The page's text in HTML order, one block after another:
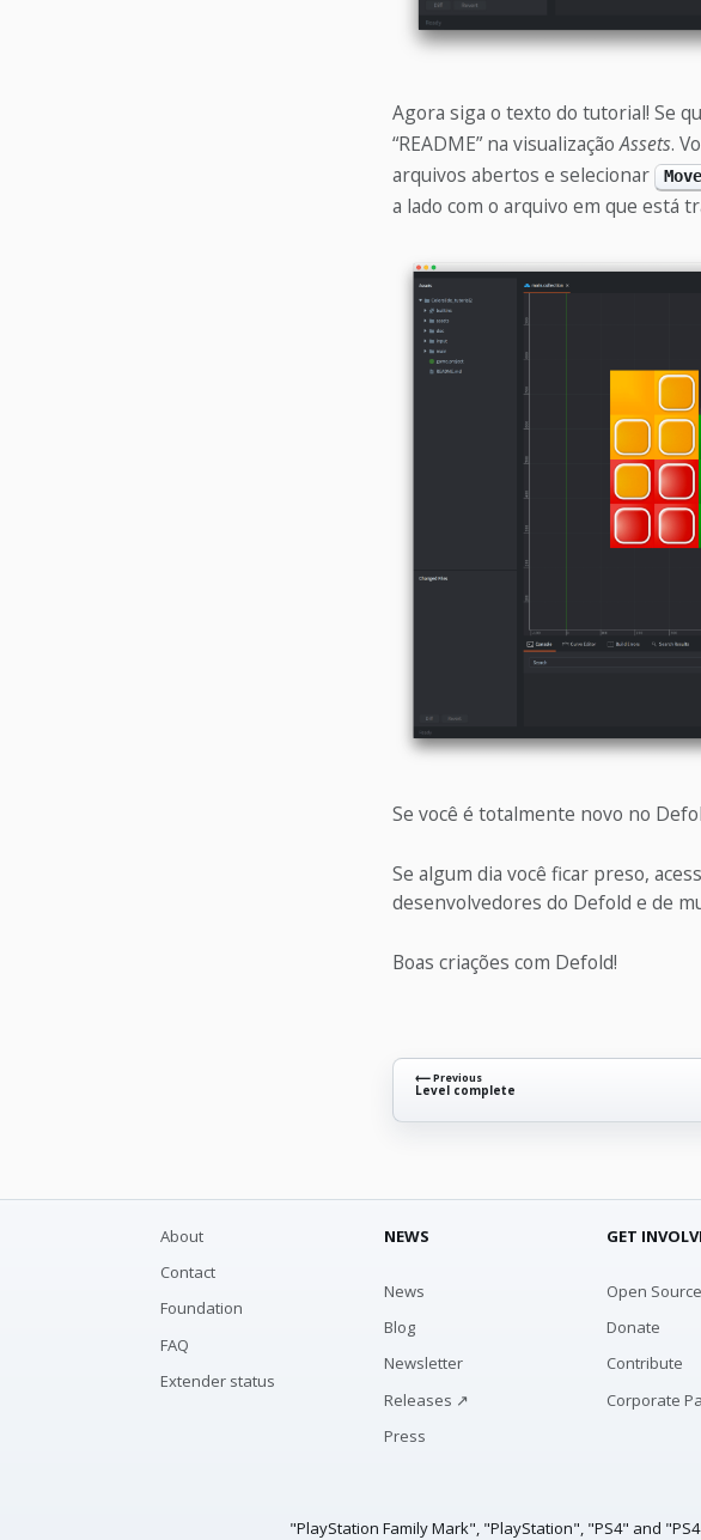
Agora siga o texto do tutorial! Se
“README” na visualizaçãoAssets.
arquivos abertos e selecionar
a lado com o arquivo em que está
Se você é totalmente novo no
Se algum dia você ficar preso,
desenvolvedores do Defold e de
Boas criações com Defold!
⟵ Previous
Level complete
About
Contact
Foundation
FAQ
Extender status
NEWS
News
Blog
Newsletter
Releases ↗
Press
GET
Open Source
Donate
Contribute
Corporate
"PlayStation Family Mark", "PlayStation", "PS4" and